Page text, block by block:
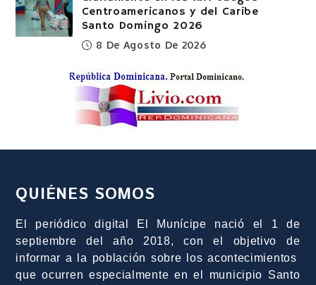
Centroamericanos y del Caribe
Santo Domingo 2026
8 De Agosto De 2026
QUIÉNES SOMOS
El periódico digital El Munícipe nació el 1 de
septiembre del año 2018, con el objetivo de
informar a la población sobre los acontecimientos
que ocurren especialmente en el municipio Santo